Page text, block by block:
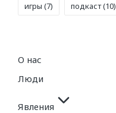
игры (7) подкаст(10)
О нас
Люди
Явления